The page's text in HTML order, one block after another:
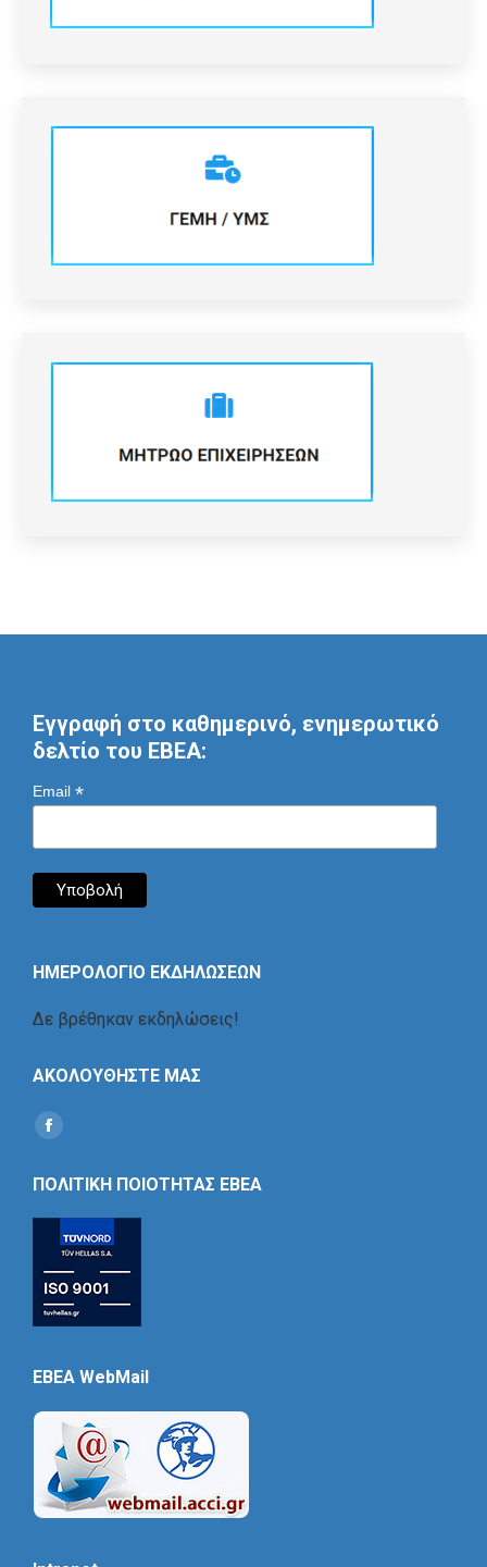
Εγγραφή στο καθημερινό, ενημερωτικό
δελτίο του ΕΒΕΑ:
Email *
ΗΜΕΡΟΛΟΓΙΟ ΕΚΔΗΛΩΣΕΩΝ
Δε βρέθηκαν εκδηλώσεις!
ΑΚΟΛΟΥΘΗΣΤΕ ΜΑΣ
Find us on:
Social
ΠΟΛΙΤΙΚΗ ΠΟΙΟΤΗΤΑΣ ΕΒΕΑ
EBEA WebMail